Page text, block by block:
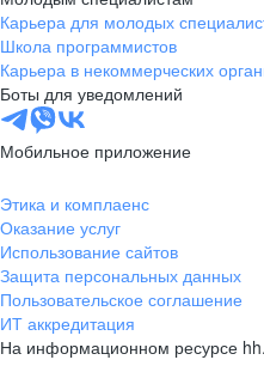
Карьера для молодых
Школа программистов
Карьера в некоммерческих
Боты для уведомлений
Мобильное приложение
Этика и комплаенс
Оказание услуг
Использование сайтов
Защита персональных данных
Пользовательское соглашение
ИТ аккредитация
На информационном ресурсе